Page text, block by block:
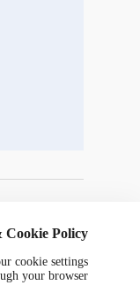
Cookie Policy
cookie settings
your browser.